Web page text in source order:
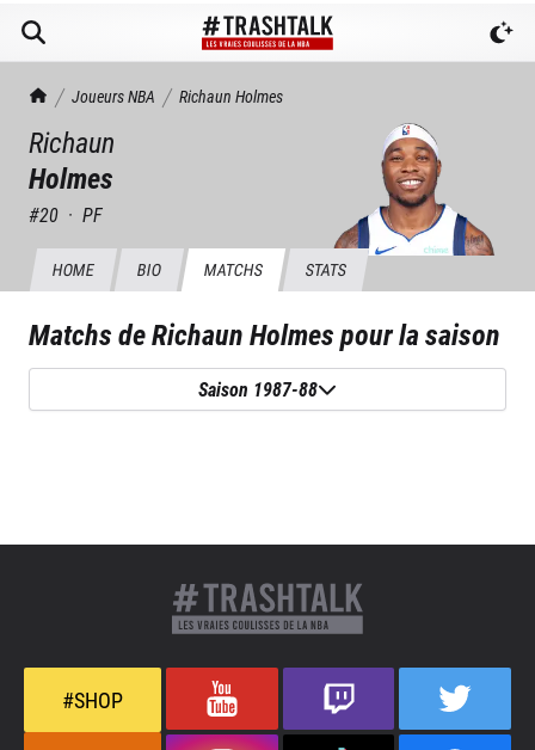
TrashTalk Actu NBA
Joueurs NBA Richaun Holmes
Richaun
Holmes
#20 · PF
HOME BIO MATCHS STATS
Matchs deRichaun Holmespour la saison
Saison 1987-88
#SHOP